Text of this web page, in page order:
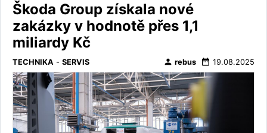
Škoda Group získala nové
zakázky v hodnotě přes 1,1
miliardy Kč
TECHNIKA - SERVIS person rebus date_range 19.08.2025